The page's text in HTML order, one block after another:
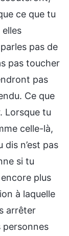
ce que tu
pas de
pas toucher
pas
Ce que
Lorsque tu
celle-là,
n’est pas
si tu
plus
à laquelle
arrêter
personnes